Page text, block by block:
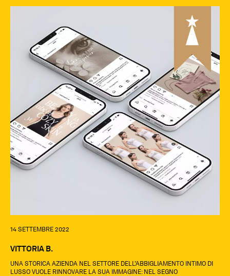
14 SETTEMBRE 2022
VITTORIA B.
UNA STORICA AZIENDA NEL SETTORE DELL’ABBIGLIAMENTO INTIMO DI
LUSSO VUOLE RINNOVARE LA SUA IMMAGINE: NEL SEGNO